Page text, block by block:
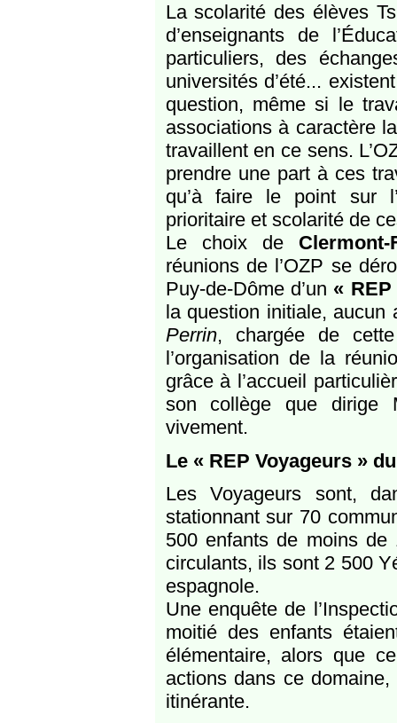
La scolarité des élèves
d’enseignants de
particuliers, des
universités d’été...
question, même si le
associations à caractère
travaillent en ce sens.
prendre une part à ces
qu’à faire le point sur
prioritaire et scolarité de
Le choix de Clermont-
réunions de l’OZP se
Puy-de-Dôme d’un «
la question initiale,
Perrin, chargée de
l’organisation de la
grâce à l’accueil
son collège que dirige
vivement.
Le « REP Voyageurs »
Les Voyageurs sont,
stationnant sur 70
500 enfants de moins de
circulants, ils sont 2 500
espagnole.
Une enquête de
moitié des enfants
élémentaire, alors que
actions dans ce
itinérante.